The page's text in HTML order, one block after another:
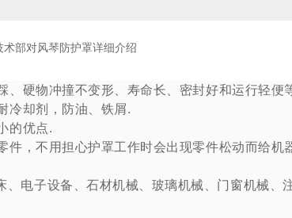
部对风琴防护罩详细介绍
硬物冲撞不变形、寿命长、密封好和运行轻便
却剂，防油、铁屑.
的优点.
，不用担心护罩工作时会出现零件松动而给机
子设备、石材机械、玻璃机械、门窗机械、